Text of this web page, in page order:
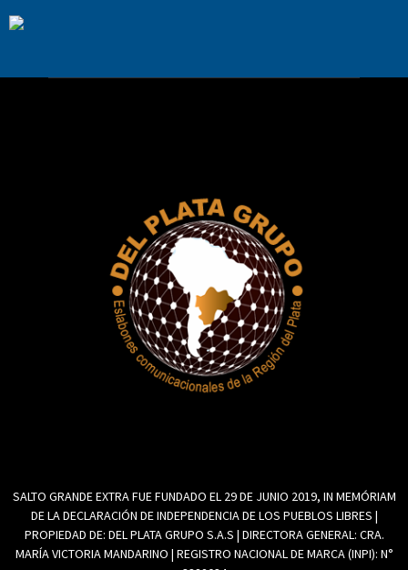
SALTO GRANDE EXTRA FUE FUNDADO EL 29 DE JUNIO 2019, IN MEMÓRIAM
DE LA DECLARACIÓN DE INDEPENDENCIA DE LOS PUEBLOS LIBRES |
PROPIEDAD DE: DEL PLATA GRUPO S.A.S | DIRECTORA GENERAL: CRA.
MARÍA VICTORIA MANDARINO | REGISTRO NACIONAL DE MARCA (INPI): N°